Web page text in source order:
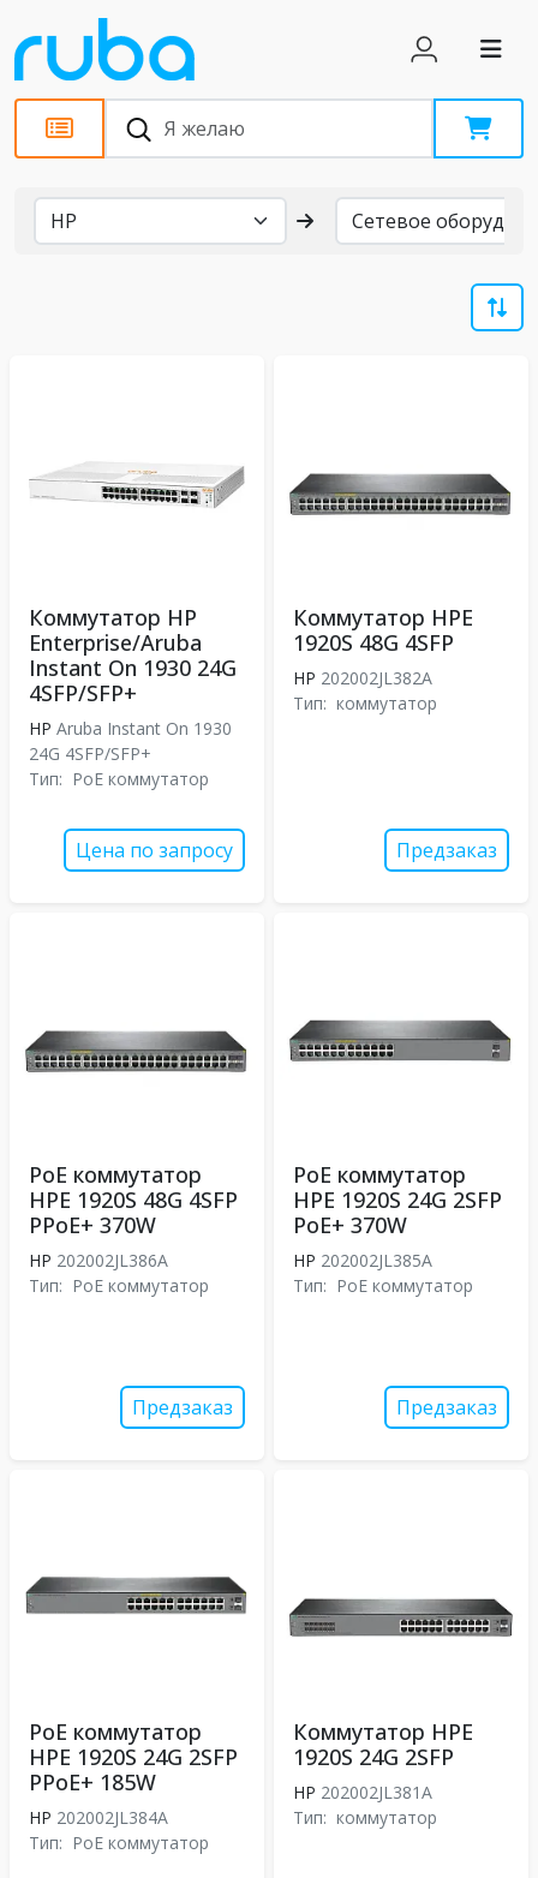
Бренды
Коммутатор HP
Enterprise/Aruba
Instant On 1930 24G
4SFP/SFP+
HP Aruba Instant On 1930
24G 4SFP/SFP+
Тип: PoE коммутатор
Цена по запросу
Коммутатор HPE
1920S 48G 4SFP
HP 202002JL382A
Тип: коммутатор
Предзаказ
PoE коммутатор
HPE 1920S 48G 4SFP
PPoE+ 370W
HP 202002JL386A
Тип: PoE коммутатор
Предзаказ
PoE коммутатор
HPE 1920S 24G 2SFP
PoE+ 370W
HP 202002JL385A
Тип: PoE коммутатор
Предзаказ
PoE коммутатор
HPE 1920S 24G 2SFP
PPoE+ 185W
HP 202002JL384A
Тип: PoE коммутатор
Коммутатор HPE
1920S 24G 2SFP
HP 202002JL381A
Тип: коммутатор